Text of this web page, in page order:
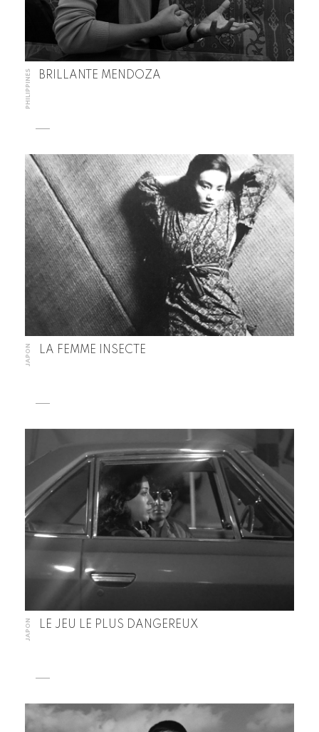
PHILIPPINES BRILLANTE MENDOZA
JAPON LA FEMME INSECTE
JAPON LE JEU LE PLUS DANGEREUX